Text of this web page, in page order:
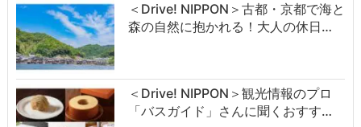
＜Drive! NIPPON＞古都・京都で海と
森の自然に抱かれる！大人の休日…
＜Drive! NIPPON＞観光情報のプロ
「バスガイド」さんに聞くおすす…